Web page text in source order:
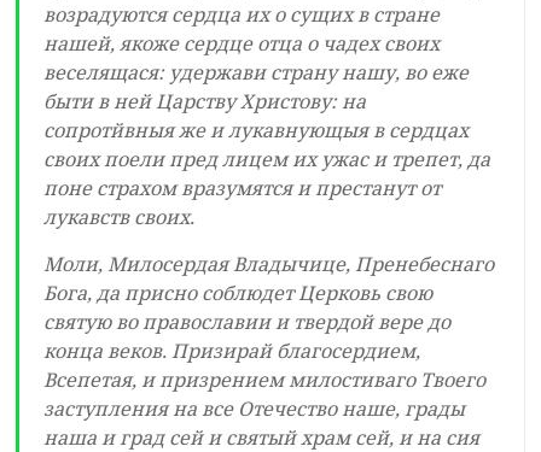
возрадуются сердца их о сущих в стране
нашей, якоже сердце отца о чадех своих
веселящася: удержави страну нашу, во еже
быти в ней Царству Христову: на
сопротйвныя же и лукавнующыя в сердцах
своих поели пред лицем их ужас и трепет, да
поне страхом вразумятся и престанут от
лукавств своих.
Моли, Милосердая Владычице, Пренебеснаго
Бога, да присно соблюдет Церковь свою
святую во православии и твердой вере до
конца веков. Призирай благосердием,
Всепетая, и призрением милостиваго Твоего
заступления на все Отечество наше, грады
наша и град сей и святый храм сей, и на сия